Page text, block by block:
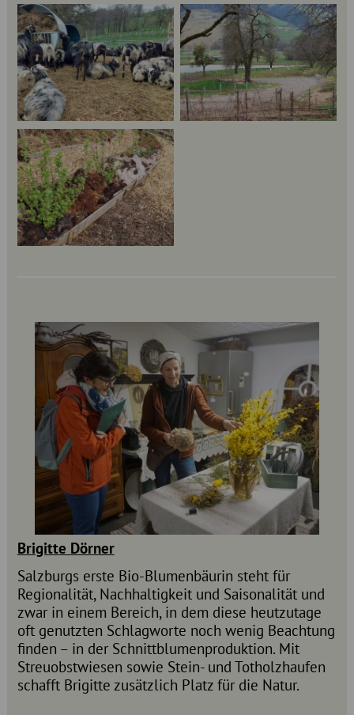
Brigitte Dörner
Salzburgs erste Bio-Blumenbäurin steht für
Regionalität, Nachhaltigkeit und Saisonalität und
zwar in einem Bereich, in dem diese heutzutage
oft genutzten Schlagworte noch wenig Beachtung
finden – in der Schnittblumenproduktion. Mit
Streuobstwiesen sowie Stein- und Totholzhaufen
schafft Brigitte zusätzlich Platz für die Natur.